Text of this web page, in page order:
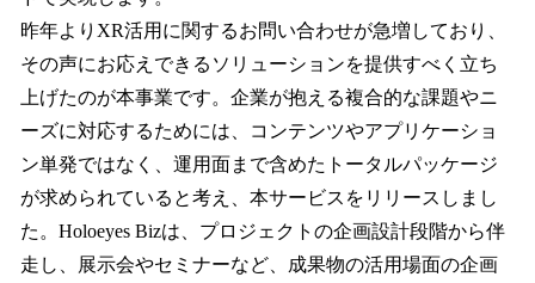
昨年よりXR活用に関するお問い合わせが急増しており、
その声にお応えできるソリューションを提供すべく立ち
上げたのが本事業です。企業が抱える複合的な課題やニ
ーズに対応するためには、コンテンツやアプリケーショ
ン単発ではなく、運用面まで含めたトータルパッケージ
が求められていると考え、本サービスをリリースしまし
た。Holoeyes Bizは、プロジェクトの企画設計段階から伴
走し、展示会やセミナーなど、成果物の活用場面の企画